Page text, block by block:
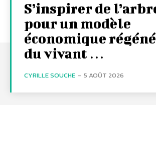
S’inspirer de
pour un modèle
économique
du vivant …
CYRILLE SOUCHE - 5 AOÛT 2026